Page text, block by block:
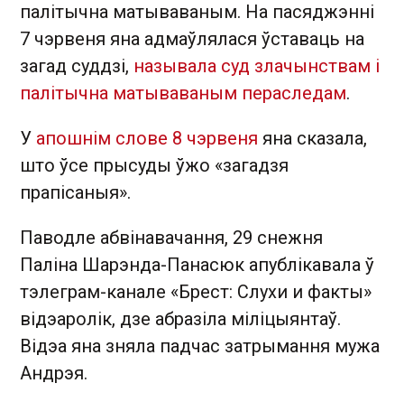
палітычна матываваным. На пасяджэнні
7 чэрвеня яна адмаўлялася ўставаць на
загад суддзі, называла суд злачынствам і
палітычна матываваным пераследам.
У апошнім слове 8 чэрвеня яна сказала,
што ўсе прысуды ўжо «загадзя
прапісаныя».
Паводле абвінавачання, 29 снежня
Паліна Шарэнда-Панасюк апублікавала ў
тэлеграм-канале «Брест: Слухи и факты»
відэаролік, дзе абразіла міліцыянтаў.
Відэа яна зняла падчас затрымання мужа
Андрэя.